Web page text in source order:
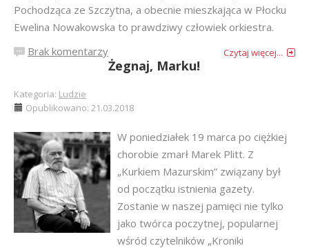
Pochodząca ze Szczytna, a obecnie mieszkająca w Płocku
Ewelina Nowakowska to prawdziwy człowiek orkiestra.
Brak komentarzy
Czytaj więcej...
Żegnaj, Marku!
Kategoria: Ludzie
Opublikowano: 21.03.2018
W poniedziałek 19 marca po ciężkiej
chorobie zmarł Marek Plitt. Z
„Kurkiem Mazurskim” związany był
od początku istnienia gazety.
Zostanie w naszej pamięci nie tylko
jako twórca poczytnej, popularnej
wśród czytelników „Kroniki